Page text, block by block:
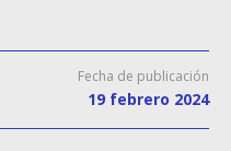
Fecha de publicación
19 febrero 2024